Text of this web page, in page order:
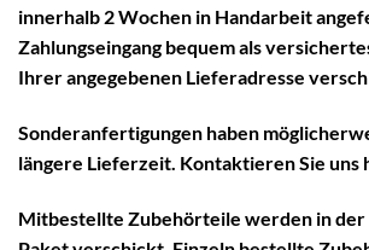
innerhalb 2 Wochen in Handarbeit
Zahlungseingang bequem als
Ihrer angegebenen Lieferadresse
Sonderanfertigungen haben
längere Lieferzeit. Kontaktieren Sie uns
Mitbestellte Zubehörteile werden in der